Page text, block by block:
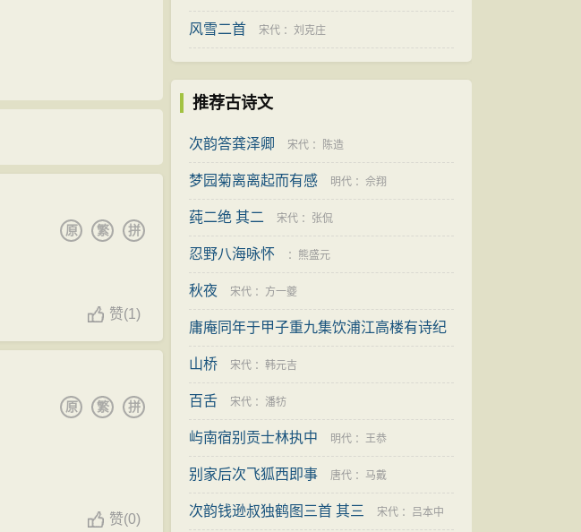
拼
繁
原
赞(1)
拼
繁
原
赞(0)
宋代： 杜范
风雪二首 宋代 ： 刘克庄
推荐古诗文
次韵答龚泽卿 宋代 ： 陈造
梦园菊离离起而有感 明代 ： 佘翔
莼二绝 其二 宋代 ： 张侃
忍野八海咏怀 ： 熊盛元
秋夜 宋代 ： 方一夔
庸庵同年于甲子重九集饮浦江高楼有诗纪
事依 近现代 ：陈三立
山桥 宋代 ： 韩元吉
百舌 宋代 ： 潘牥
屿南宿别贡士林执中 明代 ： 王恭
别家后次飞狐西即事 唐代 ： 马戴
次韵钱逊叔独鹤图三首 其三 宋代 ： 吕本中